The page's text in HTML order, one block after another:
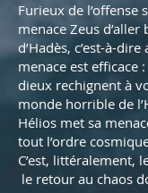
Furieux de l’offense
menace Zeus
d’Hadès, c’est-à-
menace est efficace
dieux rechignent à
monde horrible de
Hélios met sa
tout l’ordre
C’est, littéralement,
le retour au chaos